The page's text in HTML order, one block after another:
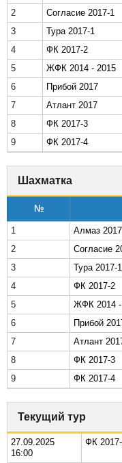
2
Согласие 2017-1
3
Тура 2017-1
4
ФК 2017-2
5
ЖФК 2014 - 2015
6
Прибой 2017
7
Атлант 2017
8
ФК 2017-3
9
ФК 2017-4
Шахматка
№
1
Алмаз 2017
2
Согласие
3
Тура 2017-1
4
ФК 2017-2
5
ЖФК 2014 -
6
Прибой
7
Атлант
8
ФК 2017-3
9
ФК 2017-4
Текущий тур
27.09.2025
16:00
ФК